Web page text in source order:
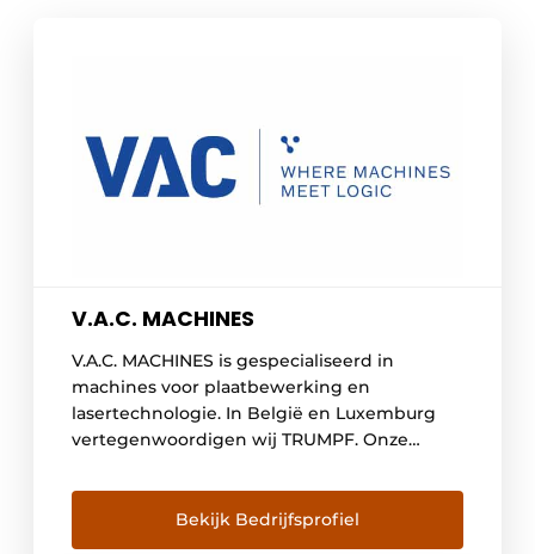
V.A.C. MACHINES
V.A.C. MACHINES is gespecialiseerd in
machines voor plaatbewerking en
lasertechnologie. In België en Luxemburg
vertegenwoordigen wij TRUMPF. Onze
samenwerking met onze klanten hebben
ervoor gezorgd dat we zijn uitgegroeid tot
één van de grootste en sterkste
Bekijk Bedrijfsprofiel